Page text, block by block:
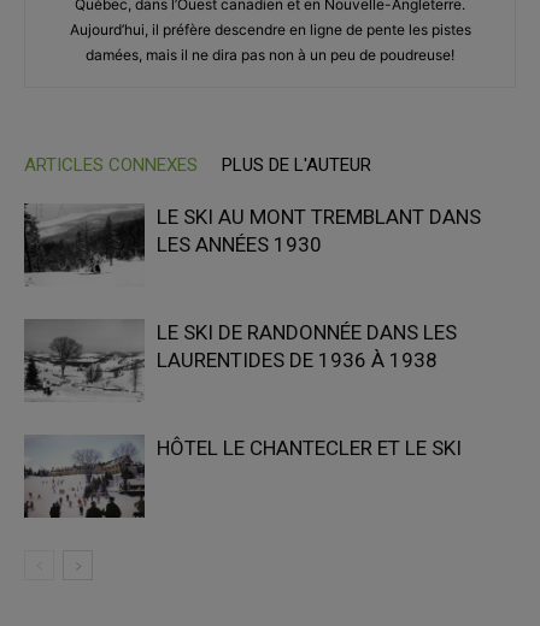
Québec, dans l’Ouest canadien et en Nouvelle-Angleterre.
Aujourd’hui, il préfère descendre en ligne de pente les pistes
damées, mais il ne dira pas non à un peu de poudreuse!
ARTICLES CONNEXES PLUS DE L'AUTEUR
LE SKI AU MONT TREMBLANT DANS
LES ANNÉES 1930
LE SKI DE RANDONNÉE DANS LES
LAURENTIDES DE 1936 À 1938
HÔTEL LE CHANTECLER ET LE SKI